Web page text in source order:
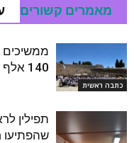
מאמרים קשורים
כתבה ראשית
ממשיכים
140 אלף שקל למען ילדי החינוך המיוחד
תפילין
שהפתיעו